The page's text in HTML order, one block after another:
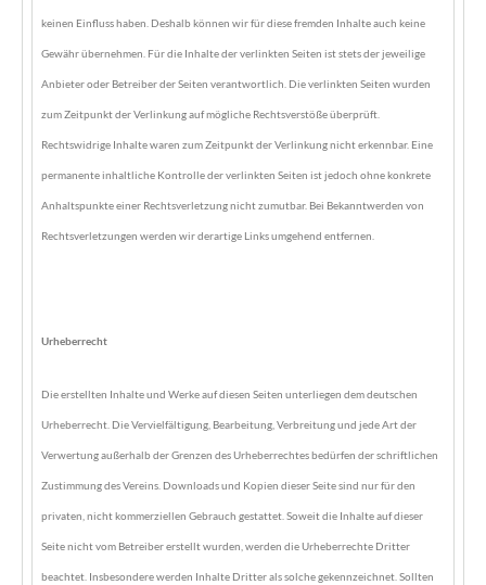
keinen Einfluss haben. Deshalb können wir für diese fremden Inhalte auch keine
Gewähr übernehmen. Für die Inhalte der verlinkten Seiten ist stets der jeweilige
Anbieter oder Betreiber der Seiten verantwortlich. Die verlinkten Seiten wurden
zum Zeitpunkt der Verlinkung auf mögliche Rechtsverstöße überprüft.
Rechtswidrige Inhalte waren zum Zeitpunkt der Verlinkung nicht erkennbar. Eine
permanente inhaltliche Kontrolle der verlinkten Seiten ist jedoch ohne konkrete
Anhaltspunkte einer Rechtsverletzung nicht zumutbar. Bei Bekanntwerden von
Rechtsverletzungen werden wir derartige Links umgehend entfernen.
Urheberrecht
Die erstellten Inhalte und Werke auf diesen Seiten unterliegen dem deutschen
Urheberrecht. Die Vervielfältigung, Bearbeitung, Verbreitung und jede Art der
Verwertung außerhalb der Grenzen des Urheberrechtes bedürfen der schriftlichen
Zustimmung des Vereins. Downloads und Kopien dieser Seite sind nur für den
privaten, nicht kommerziellen Gebrauch gestattet. Soweit die Inhalte auf dieser
Seite nicht vom Betreiber erstellt wurden, werden die Urheberrechte Dritter
beachtet. Insbesondere werden Inhalte Dritter als solche gekennzeichnet. Sollten